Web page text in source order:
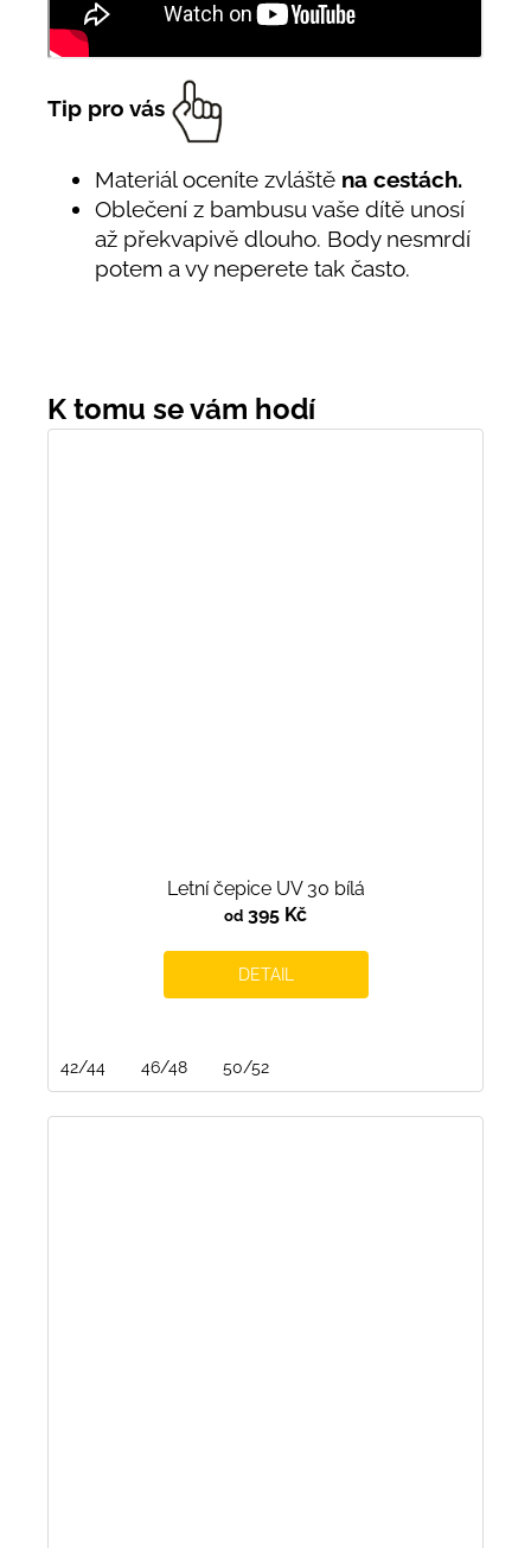
Tip pro vás
Materiál oceníte zvláště na cestách.
Oblečení z bambusu vaše dítě unosí
až překvapivě dlouho. Body nesmrdí
potem a vy neperete tak často.
Letní čepice UV 30 bílá
od 395 Kč
DETAIL
42/44 46/48 50/52